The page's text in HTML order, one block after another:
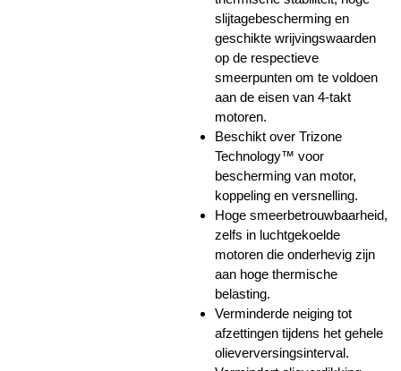
slijtagebescherming en
geschikte wrijvingswaarden
op de respectieve
smeerpunten om te voldoen
aan de eisen van 4-takt
motoren.
Beschikt over Trizone
Technology™ voor
bescherming van motor,
koppeling en versnelling.
Hoge smeerbetrouwbaarheid,
zelfs in luchtgekoelde
motoren die onderhevig zijn
aan hoge thermische
belasting.
Verminderde neiging tot
afzettingen tijdens het gehele
olieverversingsinterval.